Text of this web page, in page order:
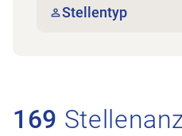
Stellentyp
169